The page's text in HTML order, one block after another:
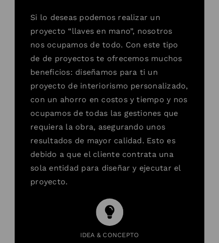
Si lo deseas podemos realizar un
proyecto “llaves en mano”, nosotros
nos ocupamos de todo. Con este tipo
de de proyectos te ofrecemos muchos
beneficios: diseñamos para ti un
proyecto de interiorismo personalizado,
con un ahorro en costos y tiempo y nos
ocupamos de todas las gestiones que
requiera la obra, asegurando unos
resultados de mayor calidad. Esto es
debido a que el cliente contrata una
sola entidad para diseñar y ejecutar el
proyecto.
IDEA & CONCEPTO